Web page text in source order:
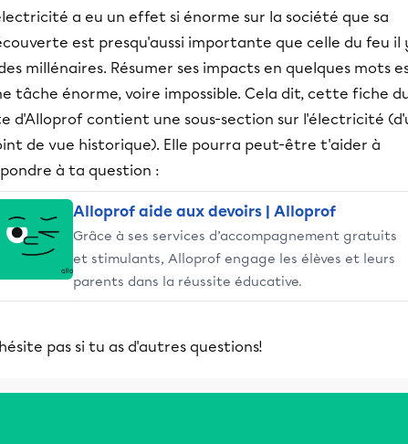
a eu un effet si énorme sur la société que sa
est presqu'aussi importante que celle du feu il
millénaires. Résumer ses impacts en quelques mots
tâche énorme, voire impossible. Cela dit, cette fiche
d'Alloprof contient une sous-section sur l'électricité
de vue historique). Elle pourra peut-être t'aider à
à ta question :
Alloprof aide aux devoirs | Alloprof
Grâce à ses services d’accompagnement gratuits
et stimulants, Alloprof engage les élèves et leurs
parents dans la réussite éducative.
pas si tu as d'autres questions!